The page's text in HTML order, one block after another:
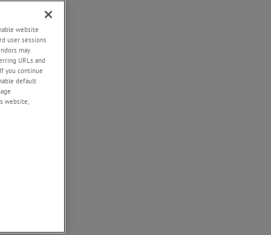
website
user sessions
may
URLs and
you continue
default
website,